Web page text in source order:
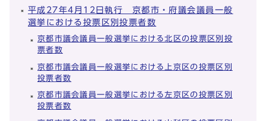
平成27年4月12日執行 京都市・府議会議員一般
選挙における投票区別投票者数
京都市議会議員一般選挙における北区の投票区別投
票者数
京都市議会議員一般選挙における上京区の投票区別
投票者数
京都市議会議員一般選挙における左京区の投票区別
投票者数